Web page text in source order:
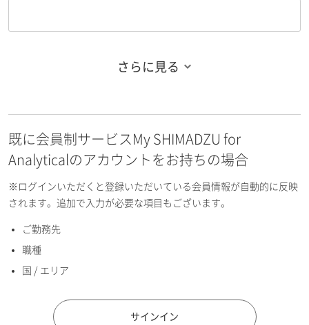
お名前フリガナ（名）
E-mailアドレス（半角英数）
国 / エリア
さらに見る
既に会員制サービスMy SHIMADZU for
Analyticalのアカウントをお持ちの場合
※ログインいただくと登録いただいている会員情報が自動的に反映
されます。追加で入力が必要な項目もございます。
ご勤務先
職種
国 / エリア
サインイン